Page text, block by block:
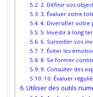
2. Définir vos
3. Évaluer votre
4. Diversifier votre
5. Investir à long
6. Surveiller vos
7. Éviter les
8. Se former
9. Consulter des
10. Évaluer
Utiliser des outils